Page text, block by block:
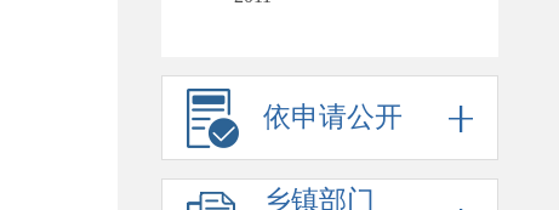
依申请公开
乡镇部门